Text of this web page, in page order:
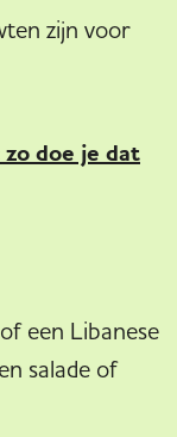
zijn voor
doe je dat
een Libanese
salade of